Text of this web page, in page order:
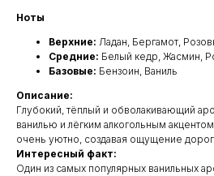
Ноты
Верхние: Ладан, Бергамот,
Средние: Белый кедр, Жасмин,
Базовые: Бензоин, Ваниль
Описание:
Глубокий, тёплый и обволакивающий
ванилью и лёгким алкогольным
очень уютно, создавая ощущение
Интересный факт:
Один из самых популярных ванильных